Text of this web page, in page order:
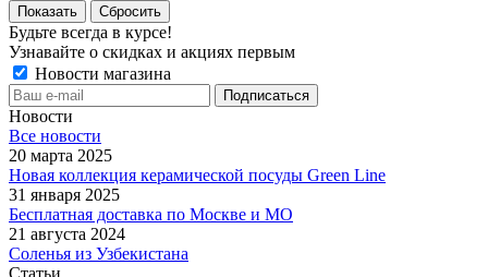
Сбросить
Будьте всегда в курсе!
Узнавайте о скидках и акциях первым
Новости магазина
Новости
Все новости
20 марта 2025
Новая коллекция керамической посуды Green Line
31 января 2025
Бесплатная доставка по Москве и МО
21 августа 2024
Соленья из Узбекистана
Статьи